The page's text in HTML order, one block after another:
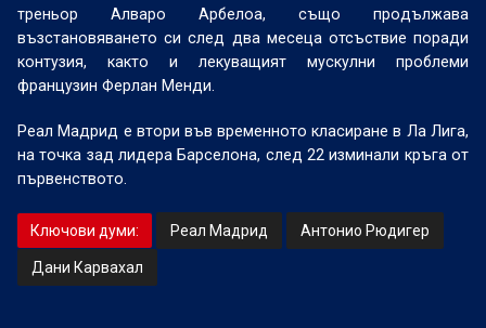
треньор Алваро Арбелоа, също продължава
възстановяването си след два месеца отсъствие поради
контузия, както и лекуващият мускулни проблеми
французин Ферлан Менди.
Реал Мадрид е втори във временното класиране в Ла Лига,
на точка зад лидера Барселона, след 22 изминали кръга от
първенството.
Ключови думи: Реал Мадрид Антонио Рюдигер
Дани Карвахал